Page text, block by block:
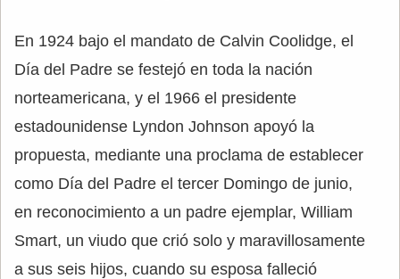
En 1924 bajo el mandato de Calvin Coolidge, el
Día del Padre se festejó en toda la nación
norteamericana, y el 1966 el presidente
estadounidense Lyndon Johnson apoyó la
propuesta, mediante una proclama de establecer
como Día del Padre el tercer Domingo de junio,
en reconocimiento a un padre ejemplar, William
Smart, un viudo que crió solo y maravillosamente
a sus seis hijos, cuando su esposa falleció